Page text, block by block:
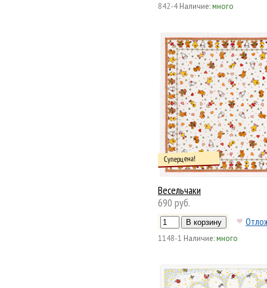
842-4 Наличие:много
Весельчаки
Суперцена!
690 руб.
1148-1 Наличие:много